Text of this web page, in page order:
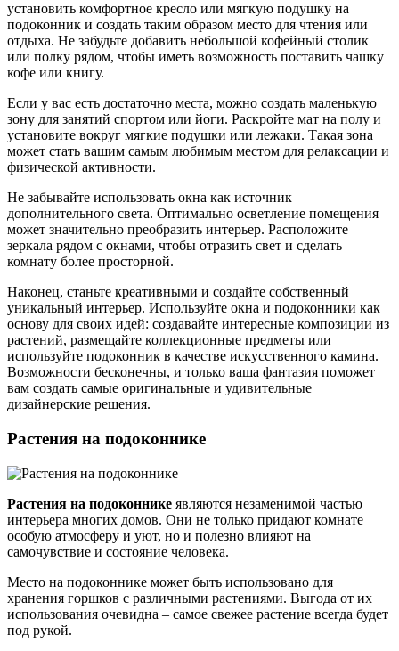
установить комфортное кресло или мягкую подушку на
подоконник и создать таким образом место для чтения или
отдыха. Не забудьте добавить небольшой кофейный столик
или полку рядом, чтобы иметь возможность поставить чашку
кофе или книгу.
Если у вас есть достаточно места, можно создать маленькую
зону для занятий спортом или йоги. Раскройте мат на полу и
установите вокруг мягкие подушки или лежаки. Такая зона
может стать вашим самым любимым местом для релаксации и
физической активности.
Не забывайте использовать окна как источник
дополнительного света. Оптимально осветление помещения
может значительно преобразить интерьер. Расположите
зеркала рядом с окнами, чтобы отразить свет и сделать
комнату более просторной.
Наконец, станьте креативными и создайте собственный
уникальный интерьер. Используйте окна и подоконники как
основу для своих идей: создавайте интересные композиции из
растений, размещайте коллекционные предметы или
используйте подоконник в качестве искусственного камина.
Возможности бесконечны, и только ваша фантазия поможет
вам создать самые оригинальные и удивительные
дизайнерские решения.
Растения на подоконнике
Растения на подоконнике являются незаменимой частью
интерьера многих домов. Они не только придают комнате
особую атмосферу и уют, но и полезно влияют на
самочувствие и состояние человека.
Место на подоконнике может быть использовано для
хранения горшков с различными растениями. Выгода от их
использования очевидна – самое свежее растение всегда будет
под рукой.